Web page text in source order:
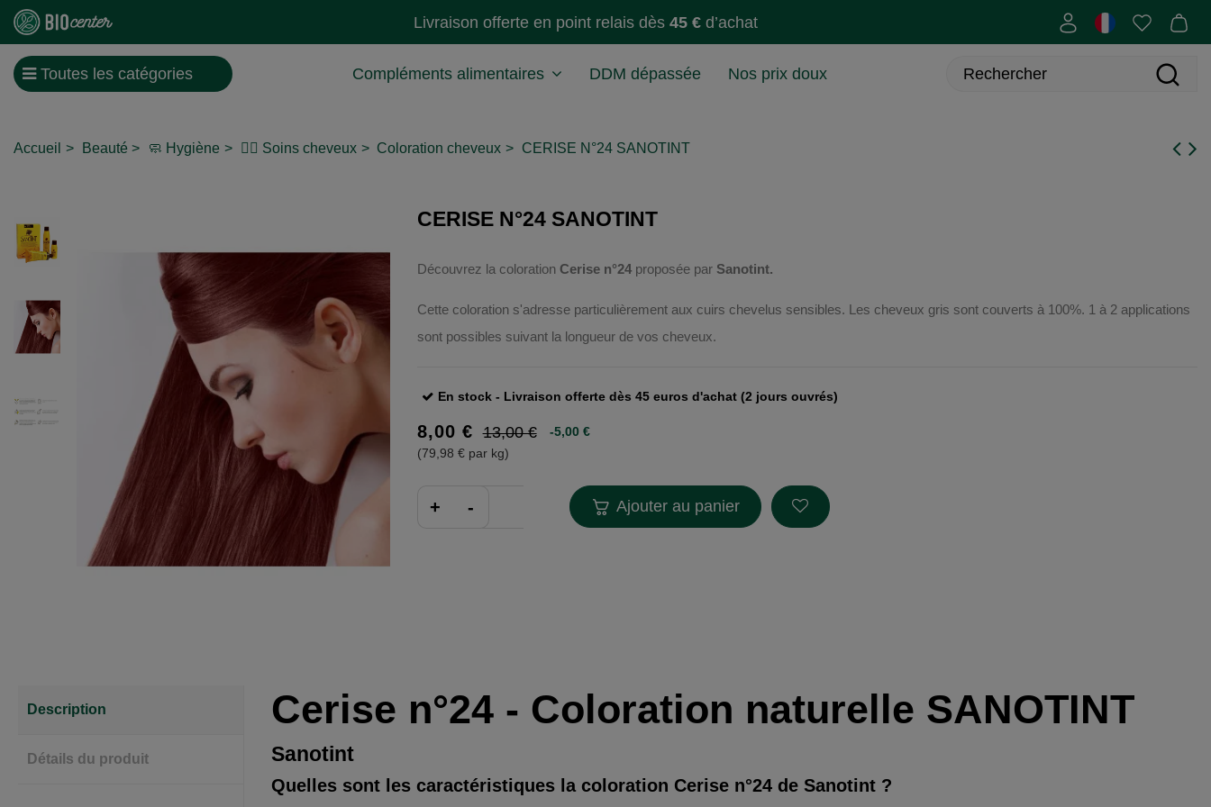
Livraison offerte en point relais dès 45 € d’achat
Toutes les catégories Compléments alimentaires DDM dépassée Nos prix doux
Accueil Beauté 🧼 Hygiène 💇‍♀️ Soins cheveux Coloration cheveux CERISE N°24 SANOTINT
CERISE N°24 SANOTINT
Découvrez la coloration Cerise n°24 proposée par Sanotint.
Cette coloration s'adresse particulièrement aux cuirs chevelus sensibles. Les cheveux gris sont couverts à 100%. 1 à 2 applications
sont possibles suivant la longueur de vos cheveux.
En stock - Livraison offerte dès 45 euros d'achat (2 jours ouvrés)
8,00 € 13,00 € -5,00 €
(79,98 € par kg)
Ajouter au panier
Description
Détails du produit
Cerise n°24 - Coloration naturelle SANOTINT
Sanotint
Quelles sont les caractéristiques la coloration Cerise n°24 de Sanotint ?